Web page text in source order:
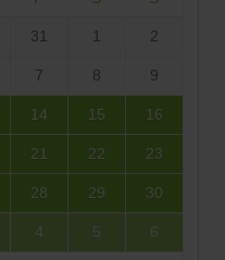
31 1 2
7 8 9
14 15 16
21 22 23
28 29 30
4 5 6